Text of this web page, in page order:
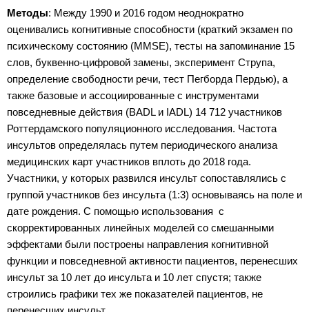
Методы: Между 1990 и 2016 годом неоднократно
оценивались когнитивные способности (краткий экзамен по
психическому состоянию (MMSE), тесты на запоминание 15
слов, буквенно-цифровой замены, эксперимент Струпа,
определение свободности речи, тест Пегборда Пердью), а
также базовые и ассоциированные с инструментами
повседневные действия (BADL и IADL) 14 712 участников
Роттердамского популяционного исследования. Частота
инсультов определялась путем периодического анализа
медицинских карт участников вплоть до 2018 года.
Участники, у которых развился инсульт сопоставлялись с
группой участников без инсульта (1:3) основываясь на поле и
дате рождения. С помощью использования с
скорректированных линейных моделей со смешанными
эффектами были построены направления когнитивной
функции и повседневной активности пациентов, перенесших
инсульт за 10 лет до инсульта и 10 лет спустя; также
строились графики тех же показателей пациентов, не